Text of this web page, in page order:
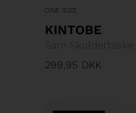
ONE SIZE
KINTOBE
Sam Skuldertaske
299,95 DKK